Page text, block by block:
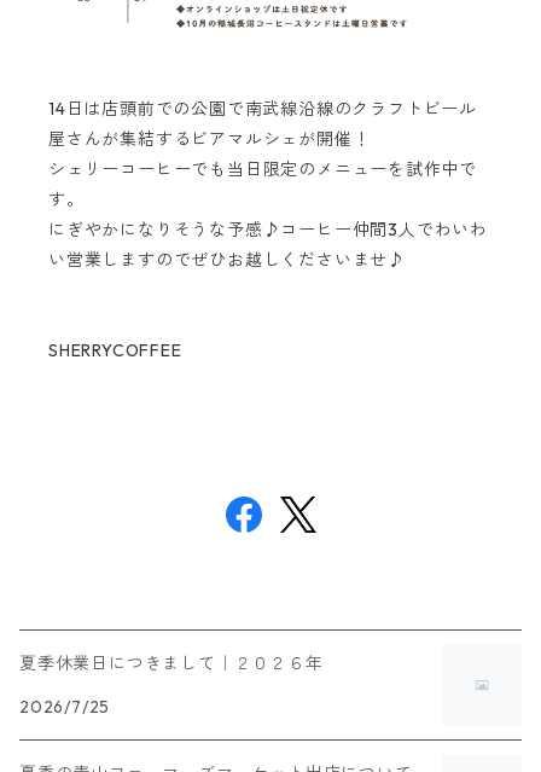
14日は店頭前での公園で南武線沿線のクラフトビール
屋さんが集結するビアマルシェが開催！
シェリーコーヒーでも当日限定のメニューを試作中で
す。
にぎやかになりそうな予感♪コーヒー仲間3人でわいわ
い営業しますのでぜひお越しくださいませ♪
SHERRYCOFFEE
夏季休業日につきまして｜２０２６年
2026/7/25